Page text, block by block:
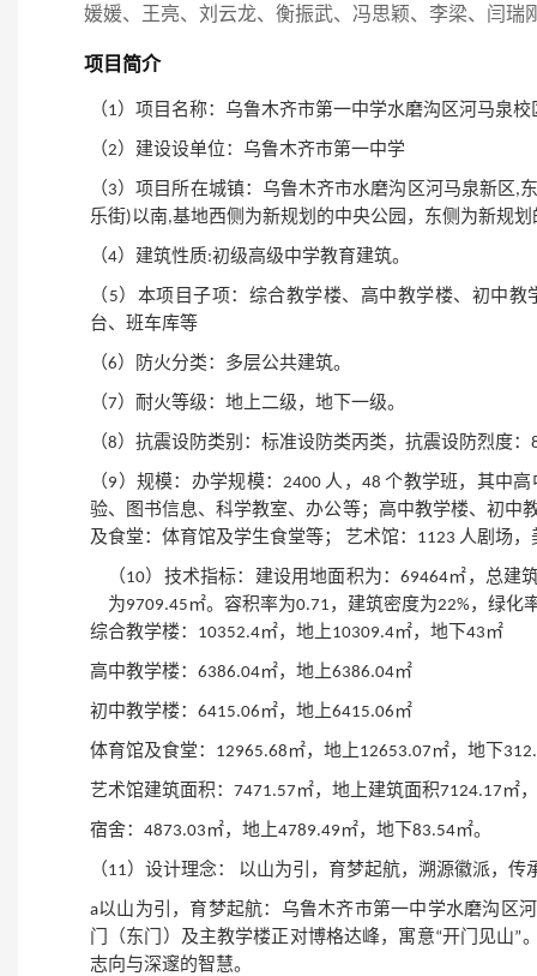
媛媛、王亮、刘云龙、衡振武、冯思颖、李梁、闫瑞
项目简介
（1）项目名称：乌鲁木齐市第一中学水磨沟区河马泉校
（2）建设设单位：乌鲁木齐市第一中学
（3）项目所在城镇：乌鲁木齐市水磨沟区河马泉新区,
乐街)以南,基地西侧为新规划的中央公园，东侧为新规
（4）建筑性质:初级高级中学教育建筑。
（ 5）本项目子项：综合教学楼、高中教学楼、初中
台、班车库等
（6）防火分类：多层公共建筑。
（7）耐火等级：地上二级，地下一级。
（8）抗震设防类别：标准设防类丙类，抗震设防烈度：
（9）规模：办学规模：2400 人，48 个教学班，其中
验、图书信息、科学教室、办公等；高中教学楼、初中
及食堂：体育馆及学生食堂等； 艺术馆：1123 人剧场
（10）技术指标：建设用地面积为：69464㎡，总建
为9709.45㎡。容积率为0.71，建筑密度为22%，绿化
综合教学楼： 10352.4㎡，地上10309.4㎡，地下43㎡
高中教学楼： 6386.04㎡，地上6386.04㎡
初中教学楼： 6415.06㎡，地上6415.06㎡
体育馆及食堂： 12965.68㎡，地上12653.07㎡，地下
艺术馆建筑面积： 7471.57㎡，地上建筑面积7124.17㎡
宿舍： 4873.03㎡，地上4789.49㎡，地下83.54㎡。
（11）设计理念： 以山为引，育梦起航，溯源徽派，传
a以山为引，育梦起航：乌鲁木齐市第一中学水磨沟区
门（东门）及主教学楼正对博格达峰，寓意“开门见山”
志向与深邃的智慧。